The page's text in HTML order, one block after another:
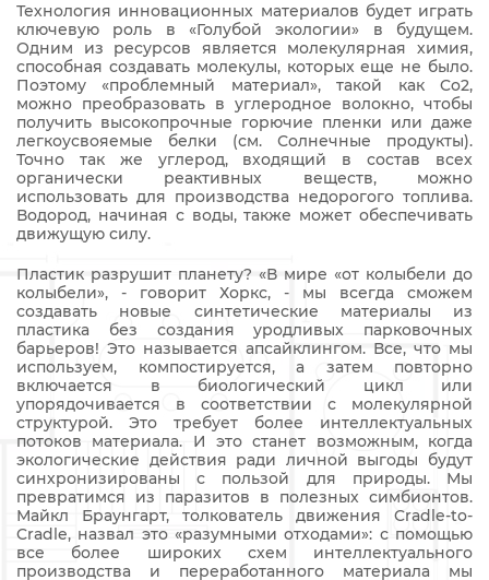
Технология инновационных материалов будет играть
ключевую роль в «Голубой экологии» в будущем.
Одним из ресурсов является молекулярная химия,
способная создавать молекулы, которых еще не было.
Поэтому «проблемный материал», такой как Co2,
можно преобразовать в углеродное волокно, чтобы
получить высокопрочные горючие пленки или даже
легкоусвояемые белки (см. Солнечные продукты).
Точно так же углерод, входящий в состав всех
органически реактивных веществ, можно
использовать для производства недорогого топлива.
Водород, начиная с воды, также может обеспечивать
движущую силу.
Пластик разрушит планету? «В мире «от колыбели до
колыбели», - говорит Хоркс, - мы всегда сможем
создавать новые синтетические материалы из
пластика без создания уродливых парковочных
барьеров! Это называется апсайклингом. Все, что мы
используем, компостируется, а затем повторно
включается в биологический цикл или
упорядочивается в соответствии с молекулярной
структурой. Это требует более интеллектуальных
потоков материала. И это станет возможным, когда
экологические действия ради личной выгоды будут
синхронизированы с пользой для природы. Мы
превратимся из паразитов в полезных симбионтов.
Майкл Браунгарт, толкователь движения Cradle-to-
Cradle, назвал это «разумными отходами»: с помощью
все более широких схем интеллектуального
производства и переработанного материала мы